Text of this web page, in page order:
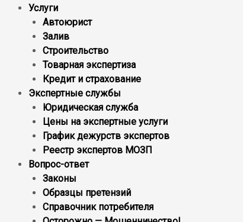
Услуги
Автоюрист
Залив
Строительство
Товарная экспертиза
Кредит и страхование
Экспертные службы
Юридическая служба
Цены на экспертные услуги
График дежурств экспертов
Реестр экcпертов МОЗП
Вопрос-ответ
Законы
Образцы претензий
Справочник потребителя